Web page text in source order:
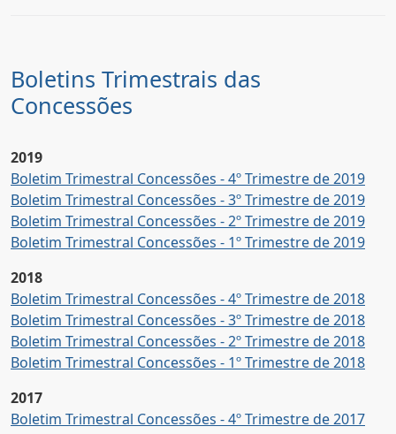
Boletins Trimestrais das
Concessões
2019
Boletim Trimestral Concessões - 4º Trimestre de 2019
Boletim Trimestral Concessões - 3º Trimestre de 2019
Boletim Trimestral Concessões - 2º Trimestre de 2019
Boletim Trimestral Concessões - 1º Trimestre de 2019
2018
Boletim Trimestral Concessões - 4º Trimestre de 2018
Boletim Trimestral Concessões - 3º Trimestre de 2018
Boletim Trimestral Concessões - 2º Trimestre de 2018
Boletim Trimestral Concessões - 1º Trimestre de 2018
2017
Boletim Trimestral Concessões - 4º Trimestre de 2017